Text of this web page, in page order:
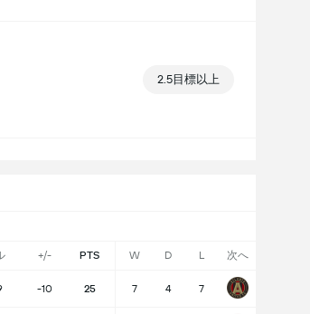
2.5目標以上
+/- PTS W D L 次へ
-10 25 7 4 7